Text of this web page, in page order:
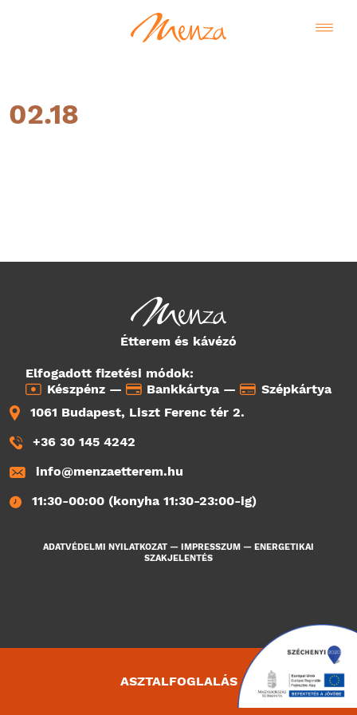
02.18
Étterem és kávézó
Elfogadott fizetési módok:
Készpénz —
Bankkártya —
Szépkártya
1061 Budapest, Liszt Ferenc tér 2.
+36 30 145 4242
info@menzaetterem.hu
11:30-00:00 (konyha 11:30-23:00-ig)
ADATVÉDELMI NYILATKOZAT — IMPRESSZUM — ENERGETIKAI
SZAKJELENTÉS
ASZTALFOGLALÁS